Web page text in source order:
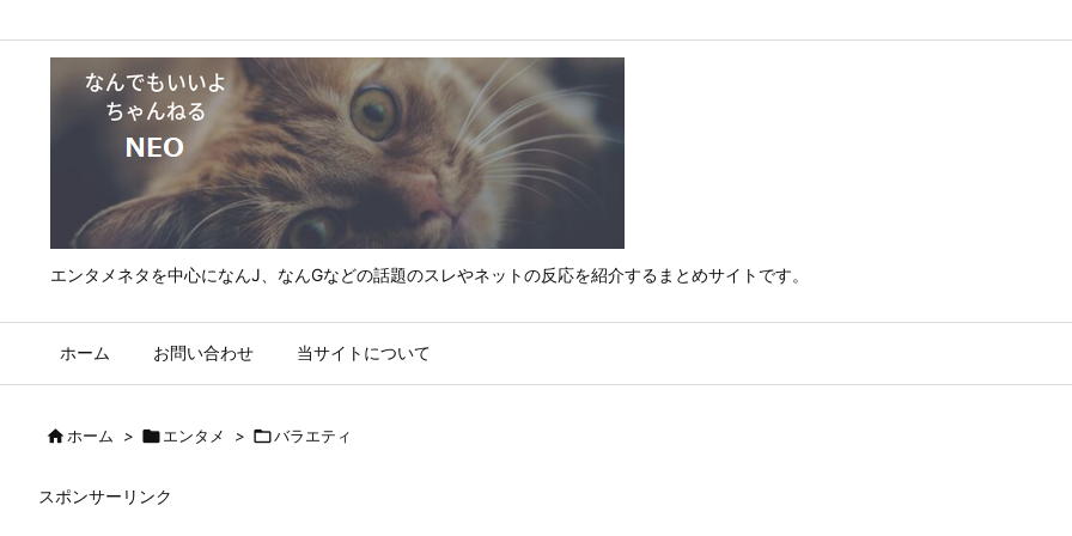
エンタメネタを中心になんJ、なんGなどの話題のスレやネットの反応を紹介するまとめサイトです。
ホーム お問い合わせ 当サイトについて
ホーム > エンタメ > バラエティ
スポンサーリンク